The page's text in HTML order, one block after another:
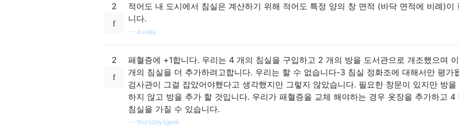
2
적어도 내 도시에서 침실은 계산하기 위해 적어도 특정 양의 창 면적 (바닥 면적에 비례)이
니다.
auujay
2
패혈증에 +1합니다. 우리는 4 개의 침실을 구입하고 2 개의 방을 도서관으로 개조했으며
개의 침실을 더 추가하려고합니다. 우리는 할 수 없습니다-3 침실 정화조에 대해서만 평가
검사관이 그걸 잡았어야했다고 생각했지만 그렇지 않았습니다. 필요한 창문이 있지만 방을
하지 않고 방을 추가 할 것입니다. 우리가 패혈증을 교체 해야하는 경우 옷장을 추가하고 4
침실을 가질 수 있습니다.
thursdaysgeek